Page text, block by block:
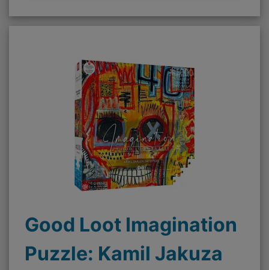
Good Loot Imagination
Puzzle: Kamil Jakuza